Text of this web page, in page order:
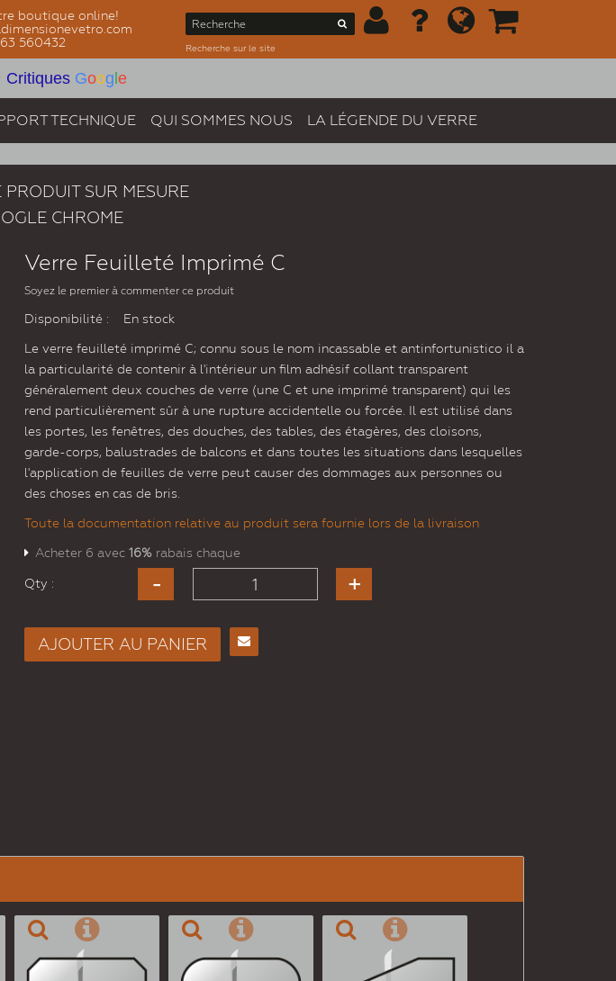
boutique online!
560432
Recherche sur le site
Critiques Goog e
TECHNIQUE QUI SOMMES NOUS LA LÉGENDE DU VERRE
SUR MESURE
CHROME
Verre Feuilleté Imprimé C
Soyez le premier à commenter ce produit
Disponibilité : En stock
Le verre feuilleté imprimé C; connu sous le nom incassable et antinfortunistico il a
la particularité de contenir à l'intérieur un film adhésif collant transparent
généralement deux couches de verre (une C et une imprimé transparent) qui les
rend particulièrement sûr à une rupture accidentelle ou forcée. Il est utilisé dans
les portes, les fenêtres, des douches, des tables, des étagères, des cloisons,
garde-corps, balustrades de balcons et dans toutes les situations dans lesquelles
l'application de feuilles de verre peut causer des dommages aux personnes ou
des choses en cas de bris.
Toute la documentation relative au produit sera fournie lors de la livraison
Acheter 6 avec 16% rabais chaque
Qty :
AJOUTER AU PANIER